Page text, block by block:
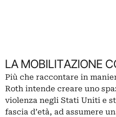
LA MOBILITAZIONE
Più che raccontare in
Roth intende creare uno
violenza negli Stati Uniti e
fascia d’età, ad assumere